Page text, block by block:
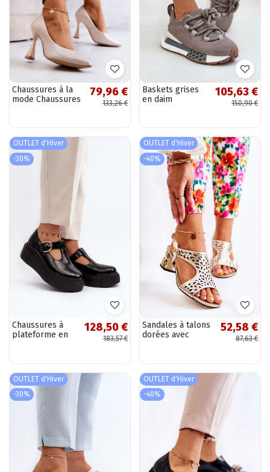
Chaussures à la
mode Chaussures
79,96 €
133,26 €
Baskets grises
en daim
Artiker 54C1463
105,63 €
150,90 €
OUTLET d'Hiver
-30%
Chaussures à
plateforme en
128,50 €
183,57 €
OUTLET d'Hiver
-40%
Sandales à talons
dorées avec
52,58 €
87,63 €
OUTLET d'Hiver
-30%
OUTLET d'Hiver
-40%